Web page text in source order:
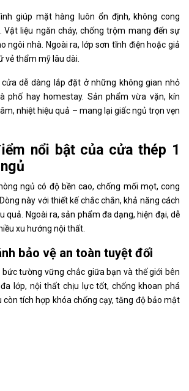
giúp mặt hàng luôn ổn định, không cong
Vật liệu ngăn cháy, chống trộm mang đến sự
ngôi nhà. Ngoài ra, lớp sơn tĩnh điện hoặc giả
vẻ thẩm mỹ lâu dài.
dễ dàng lắp đặt ở những không gian nhỏ
phố hay homestay. Sản phẩm vừa vặn, kín
nhiệt hiệu quả – mang lại giấc ngủ trọn vẹn
nổi bật của cửa thép 1
ngủ có độ bền cao, chống mối mọt, cong
này với thiết kế chắc chắn, khả năng cách
quả. Ngoài ra, sản phẩm đa dạng, hiện đại, dễ
xu hướng nội thất.
bảo vệ an toàn tuyệt đối
tường vững chắc giữa bạn và thế giới bên
lớp, nội thất chịu lực tốt, chống khoan phá
còn tích hợp khóa chống cạy, tăng độ bảo mật